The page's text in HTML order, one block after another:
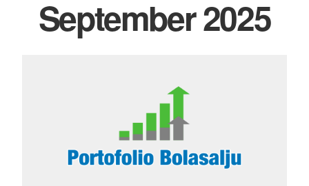
September 2025